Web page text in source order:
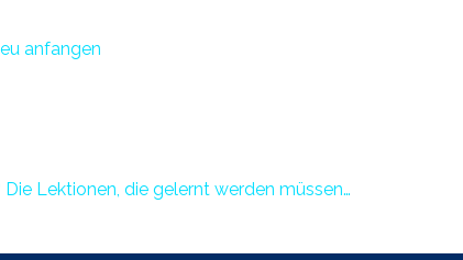
anfangen
Lektionen, die gelernt werden müssen…